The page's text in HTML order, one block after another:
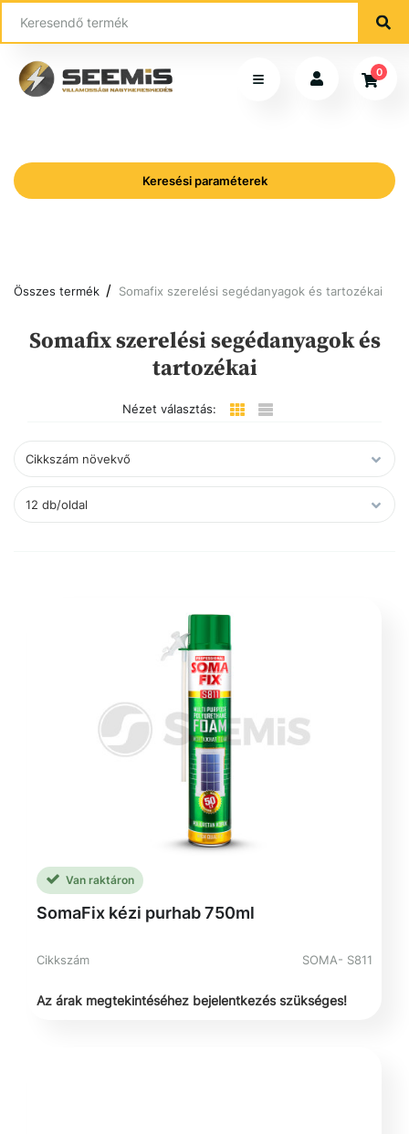
0
Keresési paraméterek
Összes termék Somafix szerelési segédanyagok és tartozékai
Somafix szerelési segédanyagok és
tartozékai
Nézet választás:
Van raktáron
SomaFix kézi purhab 750ml
Cikkszám SOMA- S811
Az árak megtekintéséhez bejelentkezés szükséges!